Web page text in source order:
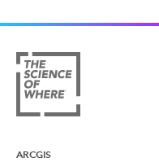
ARCGIS